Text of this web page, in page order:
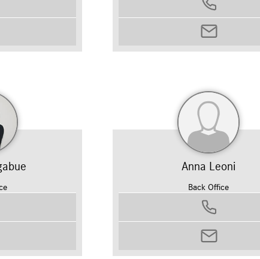
0458799311
monica.peretti@autosilver.it
Anna Leoni
Back Office
0458799311
anna.leoni@autosilver.it